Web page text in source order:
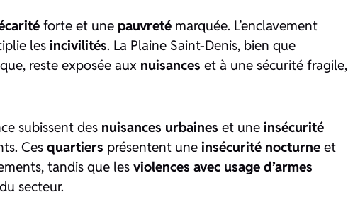
forte et une pauvreté marquée. L’enclavement
les incivilités. La Plaine Saint-Denis, bien que
reste exposée aux nuisances et à une sécurité fragile,
subissent des nuisances urbaines et une insécurité
Ces quartiers présentent une insécurité nocturne et
tandis que les violences avec usage d’armes
secteur.